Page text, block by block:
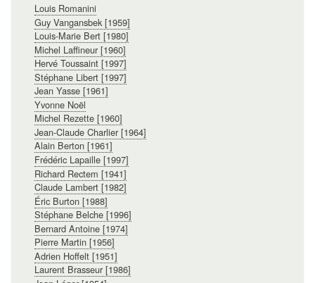
principale
Louis Romanini
Guy Vangansbek [1959]
Louis-Marie Bert [1980]
Michel Laffineur [1960]
Hervé Toussaint [1997]
Stéphane Libert [1997]
Jean Yasse [1961]
Yvonne Noël
Michel Rezette [1960]
Jean-Claude Charlier [1964]
Alain Berton [1961]
Frédéric Lapaille [1997]
Richard Rectem [1941]
Claude Lambert [1982]
Éric Burton [1988]
Stéphane Belche [1996]
Bernard Antoine [1974]
Pierre Martin [1956]
Adrien Hoffelt [1951]
Laurent Brasseur [1986]